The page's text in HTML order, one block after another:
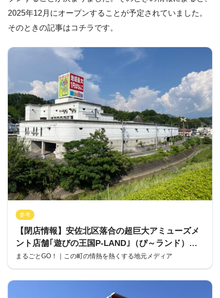
2025年12月にオープンすることが予定されていました。
そのときの記事はコチラです。
参考
【閉店情報】安佐北区落合の超巨大アミューズメ
ント店舗｢遊びの王国P-LAND｣（ぴ～ランド）が2
店舗同時閉店。原因は新紙幣らしい。
まるごとGO！｜この町の情熱を熱くする地元メディア